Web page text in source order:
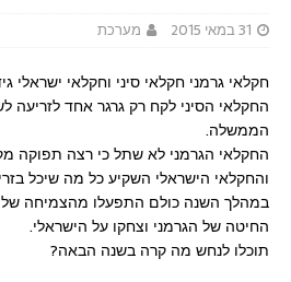
31 במאי 2015 מערכת
חקלאי גרמני חקלאי סיני וחקלאי ישראלי
החקלאי הסיני לקח רק גרגר אחד
הממשלה.
החקלאי הגרמני לא שתל כי רצה תפוקה
והחקלאי הישראלי השקיע כל מה שיכל
במהלך השנה כולם התפעלו מהצמיחה של
החיטה של הגרמני וצחקו על הישראלי.
תוכלו לנחש מה קרה בשנה הבאה?